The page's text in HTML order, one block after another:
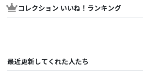
コレクション いいね！ランキング
最近更新してくれた人たち